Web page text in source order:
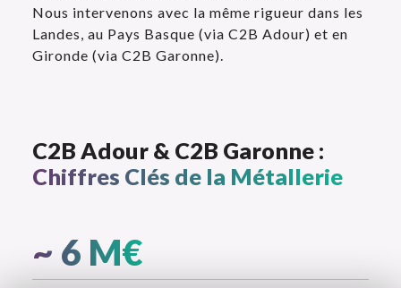
Nous intervenons avec la même rigueur dans les
Landes, au Pays Basque (via C2B Adour) et en
Gironde (via C2B Garonne).
C2B Adour & C2B Garonne :
Chiffres Clés de la Métallerie
~ 6 M€